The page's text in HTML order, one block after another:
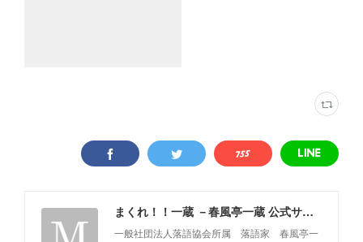
まくれ！！一蔵 －春風亭一蔵 公式サイト－
一般社団法人落語協会所属 落語家 春風亭一